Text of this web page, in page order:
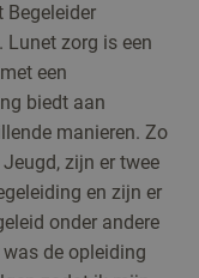
Begeleider
Lunet zorg is een
een
biedt aan
manieren. Zo
zijn er twee
en zijn er
onder andere
de opleiding